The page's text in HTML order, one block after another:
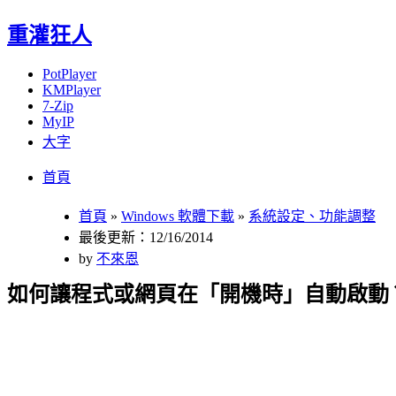
重灌狂人
PotPlayer
KMPlayer
7-Zip
MyIP
大字
首頁
首頁 » Windows 軟體下載 » 系統設定、功能調整
最後更新：12/16/2014
by 不來恩
如何讓程式或網頁在「開機時」自動啟動